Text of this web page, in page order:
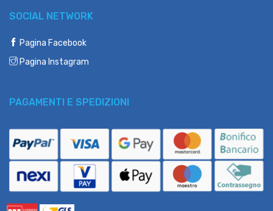
SOCIAL NETWORK
Pagina Facebook
Pagina Instagram
PAGAMENTI E SPEDIZIONI